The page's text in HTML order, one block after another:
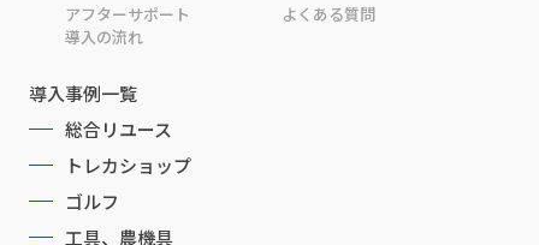
アフターサポート
よくある質問
導入の流れ
導入事例一覧
総合リユース
トレカショップ
ゴルフ
工具、農機具